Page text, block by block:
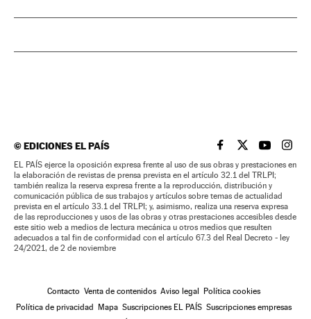
©EDICIONES EL PAÍS EL PAÍS BRASIL EN
EL PAÍSEL PAÍS
EL
EL PAÍS ejerce la oposición expresa frente al uso de sus obras y prestaciones en
la elaboración de revistas de prensa prevista en el artículo 32.1 del TRLPI;
también realiza la reserva expresa frente a la reproducción, distribución y
comunicación pública de sus trabajos y artículos sobre temas de actualidad
prevista en el artículo 33.1 del TRLPI; y, asimismo, realiza una reserva expresa
de las reproducciones y usos de las obras y otras prestaciones accesibles desde
este sitio web a medios de lectura mecánica u otros medios que resulten
adecuados a tal fin de conformidad con el artículo 67.3 del Real Decreto - ley
24/2021, de 2 de noviembre
Contacto Venta de contenidos Aviso legal Política cookies
Política de privacidad Mapa Suscripciones EL PAÍS Suscripciones empresas